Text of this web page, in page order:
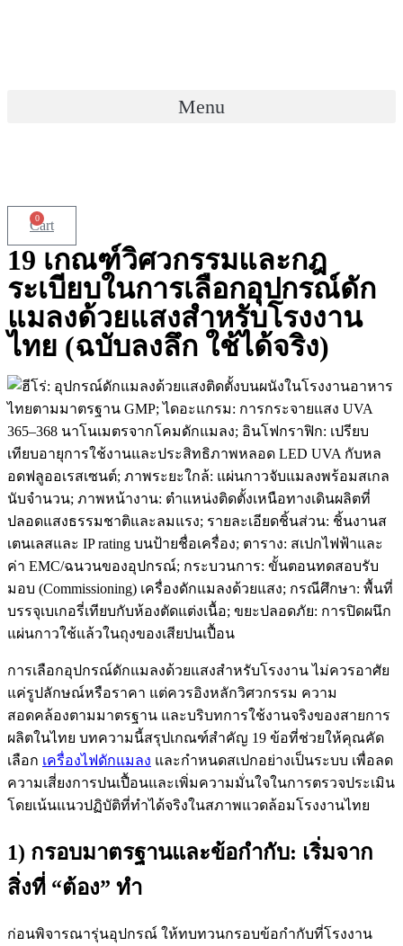
Menu
0
Cart
19 เกณฑ์วิศวกรรมและกฎ
ระเบียบในการเลือกอุปกรณ์ดัก
แมลงด้วยแสงสำหรับโรงงาน
ไทย (ฉบับลงลึก ใช้ได้จริง)
การเลือกอุปกรณ์ดักแมลงด้วยแสงสำหรับโรงงาน ไม่ควรอาศัย
แค่รูปลักษณ์หรือราคา แต่ควรอิงหลักวิศวกรรม ความ
สอดคล้องตามมาตรฐาน และบริบทการใช้งานจริงของสายการ
ผลิตในไทย บทความนี้สรุปเกณฑ์สำคัญ 19 ข้อที่ช่วยให้คุณคัด
เลือก เครื่องไฟดักแมลง และกำหนดสเปกอย่างเป็นระบบ เพื่อลด
ความเสี่ยงการปนเปื้อนและเพิ่มความมั่นใจในการตรวจประเมิน
โดยเน้นแนวปฏิบัติที่ทำได้จริงในสภาพแวดล้อมโรงงานไทย
1) กรอบมาตรฐานและข้อกำกับ: เริ่มจาก
สิ่งที่ “ต้อง” ทำ
ก่อนพิจารณารุ่นอุปกรณ์ ให้ทบทวนกรอบข้อกำกับที่โรงงาน